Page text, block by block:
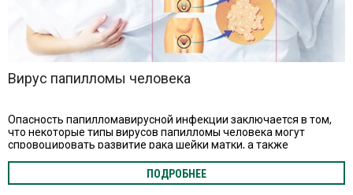
Вирус папилломы человека
Опасность папилломавирусной инфекции заключается в том,
что некоторые типы вирусов папилломы человека могут
спровоцировать развитие рака шейки матки, а также
ПОДРОБНЕЕ